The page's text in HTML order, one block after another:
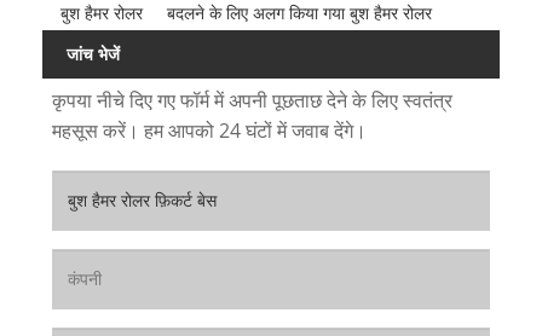
बुश हैमर रोलर
बदलने के लिए अलग किया गया बुश हैमर रोलर
जांच भेजें
कृपया नीचे दिए गए फॉर्म में अपनी पूछताछ देने के लिए स्वतंत्र
महसूस करें। हम आपको 24 घंटों में जवाब देंगे।